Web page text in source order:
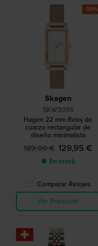
Skagen
SKW3095
Hagen 22 mm Reloj de
cuarzo rectangular de
diseño minimalista
189,00 € 129,95 €
● En stock
Comparar Relojes
Ver Producto
-30%